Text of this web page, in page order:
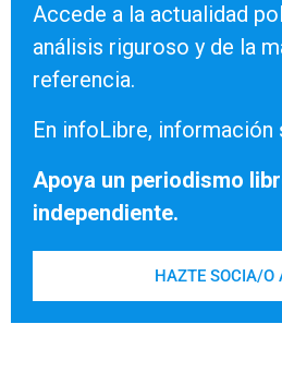
Accede a la actualidad
análisis riguroso y de la
referencia.
En infoLibre, información
Apoya un periodismo
independiente.
HAZTE SOCIA/O